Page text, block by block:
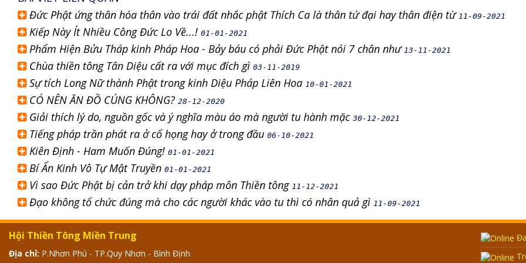
Đức Phật ứng thân hóa thân vào trái đất nhắc phật Thích Ca là thân tứ đại hay thân điện từ 11-09-2021
Kiếp Này Ít Nhiều Công Đức Lo Về...! 01-01-2021
Phẩm Hiện Bửu Tháp kinh Pháp Hoa - Bảy báu có phải Đức Phật nói 7 chân như 13-11-2021
Chùa thiền tông Tân Diệu cất ra với mục đích gì 03-11-2019
Sự tích Long Nữ thành Phật trong kinh Diệu Pháp Liên Hoa 10-01-2021
CÓ NÊN ĂN ĐỒ CÚNG KHÔNG? 28-12-2020
Giải thích lý do, nguồn gốc và ý nghĩa màu áo mà người tu hành mặc 30-12-2021
Tiếng pháp trần phát ra ở cổ họng hay ở trong đầu 06-10-2021
Kiên Định - Ham Muốn Đúng! 01-01-2021
Bí Ẩn Kinh Vô Tự Mật Truyền 01-01-2021
Vì sao Đức Phật bị cản trở khi dạy pháp môn Thiền tông 11-12-2021
Đạo không tổ chức đúng mà cho các người khác vào tu thì có nhân quả gì 11-09-2021
Hội Thiền Tông Miền Trung
Địa chỉ: P.Nhơn Phú - TP.Quy Nhơn - Bình Định